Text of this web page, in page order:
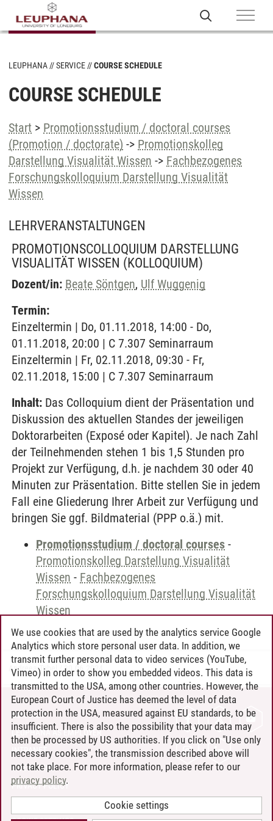
LEUPHANA SERVICE COURSE SCHEDULE
COURSE SCHEDULE
Start > Promotionsstudium / doctoral courses
(Promotion / doctorate) -> Promotionskolleg
Darstellung Visualität Wissen -> Fachbezogenes
Forschungskolloquium Darstellung Visualität
Wissen
LEHRVERANSTALTUNGEN
PROMOTIONSCOLLOQUIUM DARSTELLUNG
VISUALITÄT WISSEN (KOLLOQUIUM)
Dozent/in: Beate Söntgen, Ulf Wuggenig
Termin:
Einzeltermin | Do, 01.11.2018, 14:00 - Do,
01.11.2018, 20:00 | C 7.307 Seminarraum
Einzeltermin | Fr, 02.11.2018, 09:30 - Fr,
02.11.2018, 15:00 | C 7.307 Seminarraum
Inhalt: Das Colloquium dient der Präsentation und
Diskussion des aktuellen Standes der jeweiligen
Doktorarbeiten (Exposé oder Kapitel). Je nach Zahl
der Teilnehmenden stehen 1 bis 1,5 Stunden pro
Projekt zur Verfügung, d.h. je nachdem 30 oder 40
Minuten zur Präsentation. Bitte stellen Sie in jedem
Fall eine Gliederung Ihrer Arbeit zur Verfügung und
bringen Sie ggf. Bildmaterial (PPP o.ä.) mit.
Promotionsstudium / doctoral courses -
Promotionskolleg Darstellung Visualität
Wissen - Fachbezogenes
Forschungskolloquium Darstellung Visualität
Wissen
Andreea Tribel 30.06.2024
CONTACT
LEUPHANA AS EMPLOYER
INTRANET
SITE NOTICE
PRIVACY POLICY
We use cookies that are used by the analytics service Google
Analytics which store personal user data. In addition, we
transmit further personal data to video services (YouTube,
Vimeo) in order to show you embedded videos. This data is
transmitted to the USA, among other countries. However, the
European Court of Justice has deemed the level of data
protection in the USA, measured against EU standards, to be
insufficient. There is also the possibility that your data may
then be processed by US authorities. If you click on "Use only
necessary cookies", the transmission described above will
not take place. For more information, please refer to our
privacy policy.
Cookie settings